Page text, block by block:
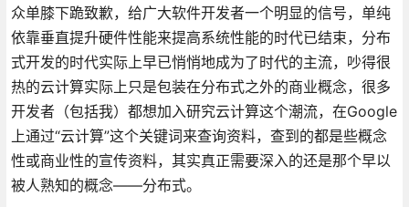
众单膝下跪致歉，给广大软件开发者一个明显的信号，单纯
依靠垂直提升硬件性能来提高系统性能的时代已结束，分布
式开发的时代实际上早已悄悄地成为了时代的主流，吵得很
热的云计算实际上只是包装在分布式之外的商业概念，很多
开发者（包括我）都想加入研究云计算这个潮流，在Google
上通过“云计算”这个关键词来查询资料，查到的都是些概念
性或商业性的宣传资料，其实真正需要深入的还是那个早以
被人熟知的概念——分布式。